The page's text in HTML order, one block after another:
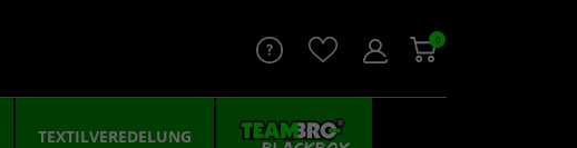
0
TEXTILVEREDELUNG